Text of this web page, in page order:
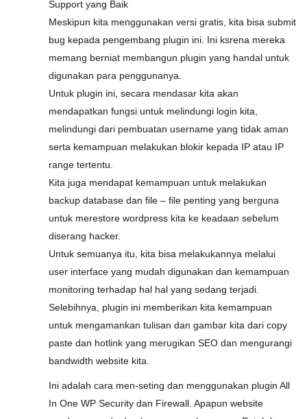
Support yang Baik
Meskipun kita menggunakan versi gratis, kita bisa submit
bug kepada pengembang plugin ini. Ini ksrena mereka
memang berniat membangun plugin yang handal untuk
digunakan para penggunanya.
Untuk plugin ini, secara mendasar kita akan
mendapatkan fungsi untuk melindungi login kita,
melindungi dari pembuatan username yang tidak aman
serta kemampuan melakukan blokir kepada IP atau IP
range tertentu.
Kita juga mendapat kemampuan untuk melakukan
backup database dan file – file penting yang berguna
untuk merestore wordpress kita ke keadaan sebelum
diserang hacker.
Untuk semuanya itu, kita bisa melakukannya melalui
user interface yang mudah digunakan dan kemampuan
monitoring terhadap hal hal yang sedang terjadi.
Selebihnya, plugin ini memberikan kita kemampuan
untuk mengamankan tulisan dan gambar kita dari copy
paste dan hotlink yang merugikan SEO dan mengurangi
bandwidth website kita.
Ini adalah cara men-seting dan menggunakan plugin All
In One WP Security dan Firewall. Apapun website